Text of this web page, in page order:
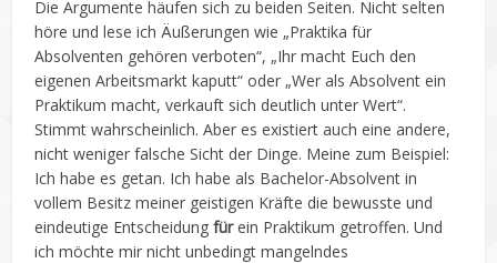
Die Argumente häufen sich zu beiden Seiten. Nicht selten
höre und lese ich Äußerungen wie „Praktika für
Absolventen gehören verboten“, „Ihr macht Euch den
eigenen Arbeitsmarkt kaputt“ oder „Wer als Absolvent ein
Praktikum macht, verkauft sich deutlich unter Wert“.
Stimmt wahrscheinlich. Aber es existiert auch eine andere,
nicht weniger falsche Sicht der Dinge. Meine zum Beispiel:
Ich habe es getan. Ich habe als Bachelor-Absolvent in
vollem Besitz meiner geistigen Kräfte die bewusste und
eindeutige Entscheidungfürein Praktikum getroffen. Und
ich möchte mir nicht unbedingt mangelndes